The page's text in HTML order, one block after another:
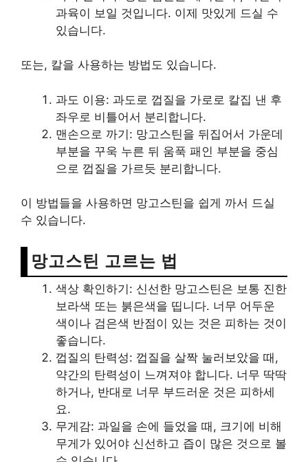
과육이 보일 것입니다. 이제 맛있게 드실 수
있습니다.
또는, 칼을 사용하는 방법도 있습니다.
과도 이용: 과도로 껍질을 가로로 칼집 낸 후
좌우로 비틀어서 분리합니다.
맨손으로 까기: 망고스틴을 뒤집어서 가운데
부분을 꾸욱 누른 뒤 움푹 패인 부분을 중심
으로 껍질을 가르듯 분리합니다.
이 방법들을 사용하면 망고스틴을 쉽게 까서 드실
수 있습니다.
망고스틴 고르는 법
색상 확인하기: 신선한 망고스틴은 보통 진한
보라색 또는 붉은색을 띱니다. 너무 어두운
색이나 검은색 반점이 있는 것은 피하는 것이
좋습니다.
껍질의 탄력성: 껍질을 살짝 눌러보았을 때,
약간의 탄력성이 느껴져야 합니다. 너무 딱딱
하거나, 반대로 너무 부드러운 것은 피하세
요.
무게감: 과일을 손에 들었을 때, 크기에 비해
무게가 있어야 신선하고 즙이 많은 것으로 볼